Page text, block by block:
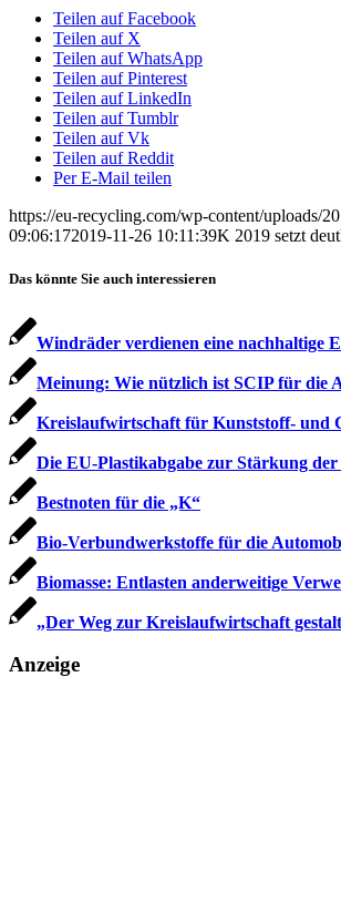
Teilen auf Facebook
Teilen auf X
Teilen auf WhatsApp
Teilen auf Pinterest
Teilen auf LinkedIn
Teilen auf Tumblr
Teilen auf Vk
Teilen auf Reddit
Per E-Mail teilen
https://eu-recycling.com/wp-content/uploads/
09:06:172019-11-26 10:11:39K 2019 setzt
Das könnte Sie auch interessieren
Windräder verdienen eine nachhaltige
Meinung: Wie nützlich ist SCIP für die
Kreislaufwirtschaft für Kunststoff- und
Die EU-Plastikabgabe zur Stärkung
Bestnoten für die „K“
Bio-Verbundwerkstoffe für die
Biomasse: Entlasten anderweitige
„Der Weg zur Kreislaufwirtschaft
Anzeige